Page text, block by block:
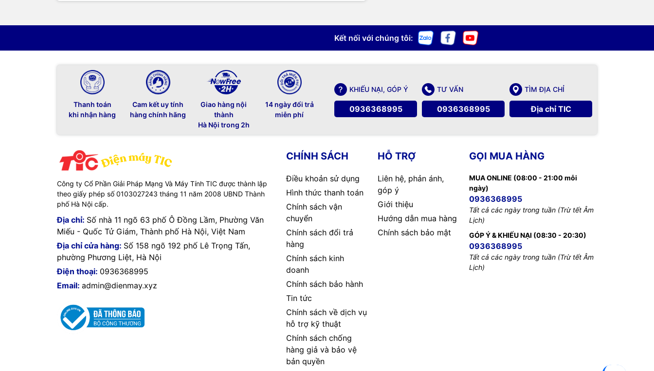
Kết nối với chúng tôi:
Thanh toán
khi nhận hàng
Cam kết uy tính
hàng chính hãng
Giao hàng nội
thành
Hà Nội trong 2h
14 ngày đổi trả
miễn phí
KHIẾU NẠI, GÓP Ý
0936368995
TƯ VẤN
0936368995
TÌM ĐỊA CHỈ
Địa chỉ TIC
Công ty Cổ Phần Giải Pháp Mạng Và Máy Tính TIC được thành lập
theo giấy phép số 0103027243 tháng 11 năm 2008 UBND Thành
phố Hà Nội cấp.
Địa chỉ: Số nhà 11 ngõ 63 phố Ô Đồng Lầm, Phường Văn
Miếu - Quốc Tử Giám, Thành phố Hà Nội, Việt Nam
Địa chỉ cửa hàng: Số 158 ngõ 192 phố Lê Trọng Tấn,
phường Phương Liệt, Hà Nội
Điện thoại: 0936368995
Email: admin@dienmay.xyz
CHÍNH SÁCH
Điều khoản sử dụng
Hình thức thanh toán
Chính sách vận
chuyển
Chính sách đổi trả
hàng
Chính sách kinh
doanh
Chính sách bảo hành
Tin tức
Chính sách về dịch vụ
hỗ trợ kỹ thuật
Chính sách chống
hàng giả và bảo vệ
bản quyền
HỖ TRỢ
Liên hệ, phản ánh,
góp ý
Giới thiệu
Hướng dẫn mua hàng
Chính sách bảo mật
GỌI MUA HÀNG
MUA ONLINE (08:00 - 21:00 mỗi
ngày)
0936368995
Tất cả các ngày trong tuần (Trừ tết Âm
Lịch)
GÓP Ý & KHIẾU NẠI (08:30 - 20:30)
0936368995
Tất cả các ngày trong tuần (Trừ tết Âm
Lịch)